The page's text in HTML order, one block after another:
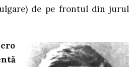
de pe frontul din jurul